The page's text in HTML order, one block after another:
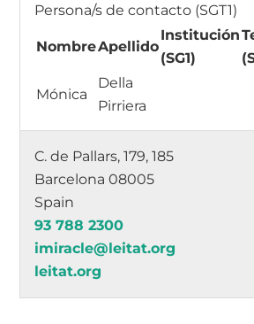
Persona/s de contacto (SGT1)
NombreApellido
Institución
(SG1)
Mónica
Della
Pirriera
C. de Pallars, 179, 185
Barcelona 08005
Spain
93 788 2300
imiracle@leitat.org
leitat.org